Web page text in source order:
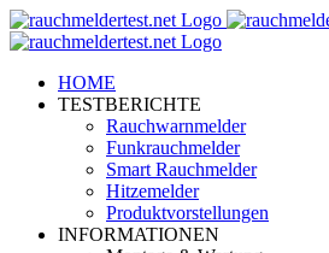
Zum
Inhalt
HOME
TESTBERICHTE
Rauchwarnmelder
Funkrauchmelder
Smart Rauchmelder
Hitzemelder
Produktvorstellungen
INFORMATIONEN